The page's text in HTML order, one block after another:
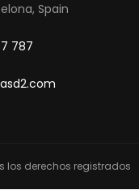
Spain
787
los derechos registrados